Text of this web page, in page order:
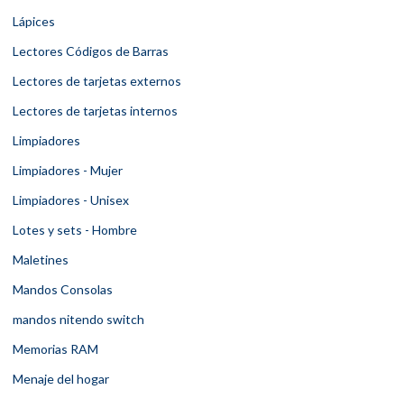
Lápices
Lectores Códigos de Barras
Lectores de tarjetas externos
Lectores de tarjetas internos
Limpiadores
Limpiadores - Mujer
Limpiadores - Unisex
Lotes y sets - Hombre
Maletines
Mandos Consolas
mandos nitendo switch
Memorias RAM
Menaje del hogar